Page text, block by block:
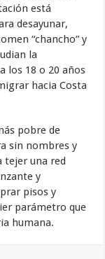
está
desayunar,
“chancho” y
la
los 18 o 20 años
hacia Costa
pobre de
sin nombres y
tejer una red
y
pisos y
parámetro que
humana.